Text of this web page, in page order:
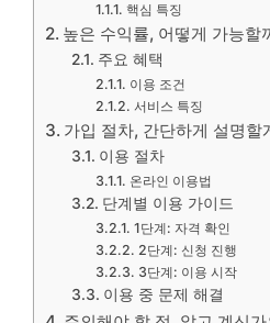
핵심 특징
높은 수익률, 어떻게 가능할
주요 혜택
이용 조건
서비스 특징
가입 절차, 간단하게 설명할
이용 절차
온라인 이용법
단계별 이용 가이드
1단계: 자격 확인
2단계: 신청 진행
3단계: 이용 시작
이용 중 문제 해결